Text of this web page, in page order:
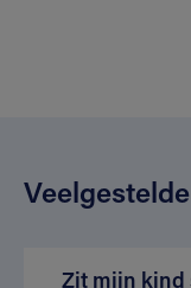
Zit mijn kind